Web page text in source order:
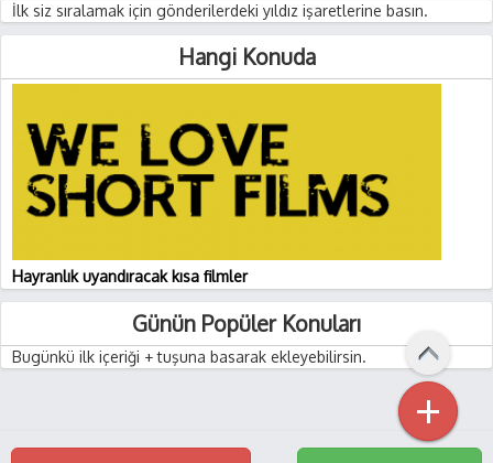
+
İlk siz sıralamak için gönderilerdeki yıldız işaretlerine basın.
Hangi Konuda
Hayranlık uyandıracak kısa filmler
Günün Popüler Konuları
Bugünkü ilk içeriği + tuşuna basarak ekleyebilirsin.